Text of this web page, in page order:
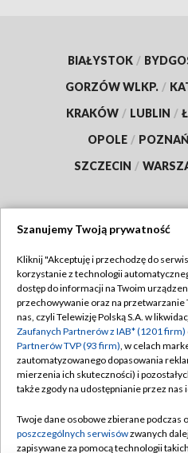
BIAŁYSTOK /
GORZÓW WLKP. /
KRAKÓW / LUBLIN /
OPOLE / POZNAŃ
SZCZECIN /
Abonament TVP
Emisja w TVP
Centrum informacji TVP
Naziemna Telewizja Cyfrowa
Rada Programowa
Polityka
Moje
Szanujemy Twoją prywatność
Kliknij "Akceptuję i przechodzę do
korzystanie z technologii
dostęp do informacji na Twoim
przechowywanie oraz na przetwarzanie
nas, czyli Telewizję Polską S.A. w
Zaufanych Partnerów z IAB* (1201 firm)
Partnerów TVP (93 firm), w celach
zautomatyzowanego dopasowania
mierzenia ich skuteczności) i
także zgody na udostępnianie przez nas
Twoje dane osobowe zbierane podczas
poszczególnych serwisówzwanych
zapisywane za pomocą technologii